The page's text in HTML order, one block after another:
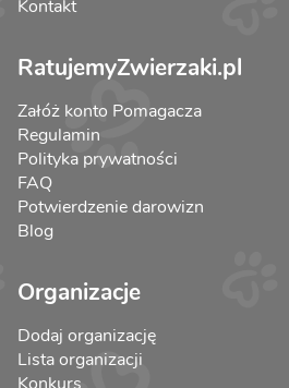
Kontakt
RatujemyZwierzaki.pl
Załóż konto Pomagacza
Regulamin
Polityka prywatności
FAQ
Potwierdzenie darowizn
Blog
Organizacje
Dodaj organizację
Lista organizacji